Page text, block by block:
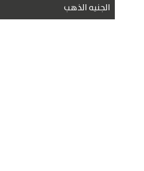
الجنيه الذهب